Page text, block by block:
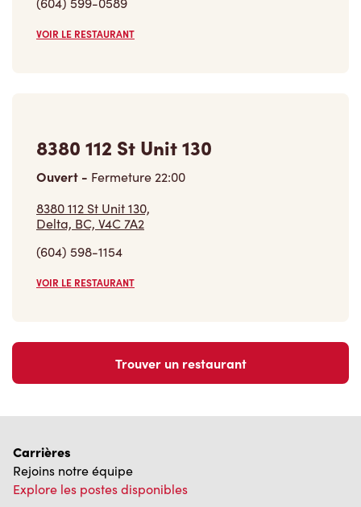
VOIR LE RESTAURANT
8380 112 St Unit 130
Ouvert - Fermeture22:00
8380 112 St Unit 130,
Delta, BC, V4C 7A2
(604) 598-1154
VOIR LE RESTAURANT
Trouver un restaurant
Carrières
Rejoins notre équipe
Explore les postes disponibles